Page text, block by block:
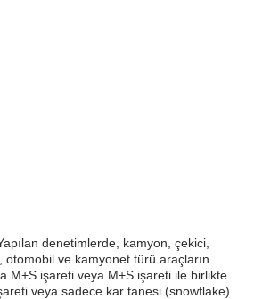
denetimlerde, kamyon, çekici,
ve kamyonet türü araçların
M+S işareti veya M+S işareti ile birlikte
veya sadece kar tanesi (snowflake)